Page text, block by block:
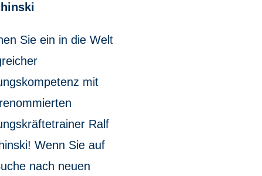
Sie ein in die Welt
mit
Ralf
Wenn Sie auf
nach neuen